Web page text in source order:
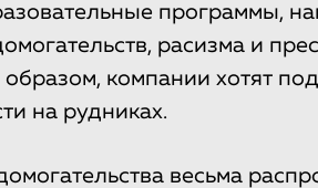
программы,
расизма и
образом, компании хотят
на рудниках.
весьма